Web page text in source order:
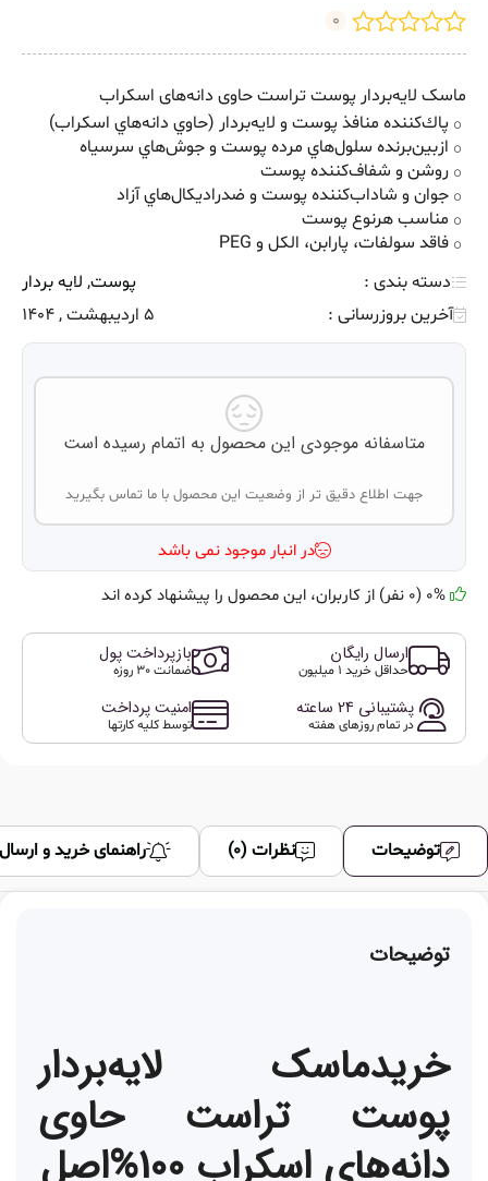
0
ماسک لایه‌بردار پوست تراست حاوی دانه‌های اسکراب
پاك‌كننده منافذ پوست و لايه‌بردار (حاوي دانه‌هاي اسكراب)
ازبين‌برنده سلول‌هاي مرده پوست و جوش‌هاي سرسياه
روشن و شفاف‌كننده پوست
جوان و شاداب‌كننده پوست و ضدراديكال‌هاي آزاد
مناسب هرنوع پوست
فاقد سولفات، پارابن، الكل و PEG
دسته بندی :
پوست, لایه بردار
آخرین بروزرسانی :
5 اردیبهشت , 1404
متاسفانه موجودی این محصول به اتمام رسیده است
جهت اطلاع دقیق تر از وضعیت این محصول با ما تماس بگیرید
در انبار موجود نمی باشد
ارسال رایگان
حداقل خرید 1 میلیون
بازپرداخت پول
ضمانت 30 روزه
پشتیبانی 24 ساعته
در تمام روزهای هفته
امنیت پرداخت
توسط کلیه کارتها
توضیحات نظرات (0) راهنمای خرید و ارسال
توضیحات
خریدماسک لایه‌بردار
پوست تراست حاوی
دانه‌های اسکراب 100%اصل